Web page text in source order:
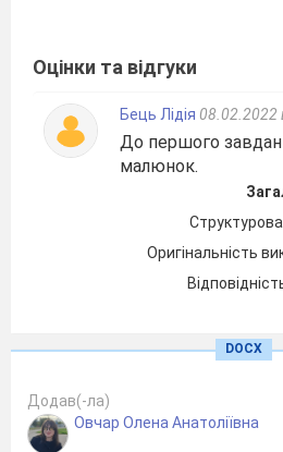
У саду росте 45 груш,
усіх дерев саду.
саду?
При яких натуральних
буде
5 клас Контрольна
натуральних чисел.
І І
Оцінки та відгуки
Бець Лідія 08.02.2022
До першого
малюнок.
Оригінальність
DOCX
Додав(-ла)
Овчар Олена Анатоліївна